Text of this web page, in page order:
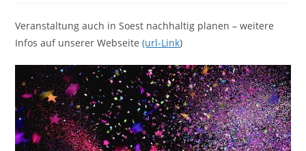
Veranstaltung auch in Soest nachhaltig planen – weitere
Infos auf unserer Webseite(url-Link)